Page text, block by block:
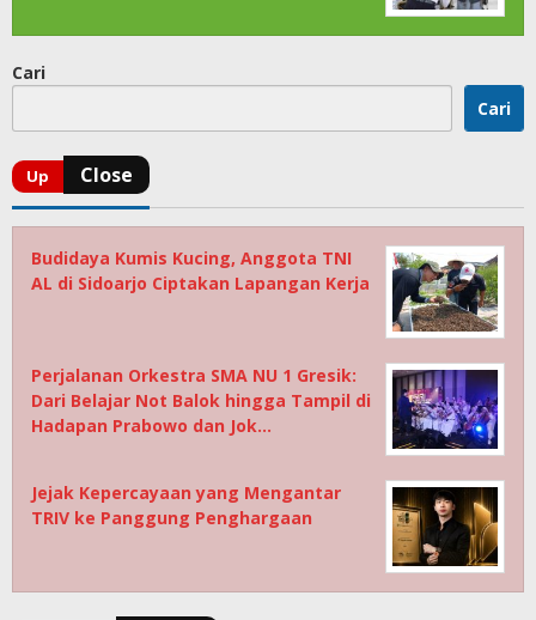
Cari
Cari
Budidaya Kumis Kucing, Anggota TNI
AL di Sidoarjo Ciptakan Lapangan Kerja
Perjalanan Orkestra SMA NU 1 Gresik:
Dari Belajar Not Balok hingga Tampil di
Hadapan Prabowo dan Jok…
Jejak Kepercayaan yang Mengantar
TRIV ke Panggung Penghargaan